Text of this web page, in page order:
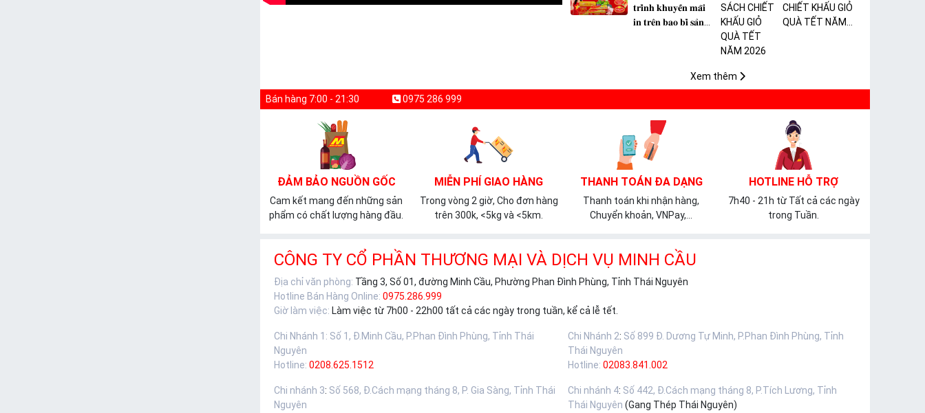
𝐭𝐫𝐢̀𝐧𝐡 𝐤𝐡𝐮𝐲𝐞̂́𝐧 𝐦𝐚̃𝐢
𝐢𝐧 𝐭𝐫𝐞̂𝐧 𝐛𝐚𝐨 𝐛𝐢̀ 𝐬𝐚̉𝐧
CHIẾT KHẤU GIỎ
QUÀ TẾT NĂM
Xem thêm
Bán hàng 7:00 - 21:30 0975 286 999
ĐẢM BẢO NGUỒN GỐC
Cam kết mang đến những sản
phẩm có chất lượng hàng đầu.
MIỄN PHÍ GIAO HÀNG
Trong vòng 2 giờ, Cho đơn hàng
trên 300k, <5kg và <5km.
THANH TOÁN ĐA DẠNG
Thanh toán khi nhận hàng,
Chuyển khoản, VNPay,...
HOTLINE HỖ TRỢ
7h40 - 21h từ Tất cả các ngày
trong Tuần.
CÔNG TY CỔ PHẦN THƯƠNG MẠI VÀ DỊCH VỤ MINH CẦU
Địa chỉ văn phòng: Tầng 3, Số 01, đường Minh Cầu, Phường Phan Đình Phùng, Tỉnh Thái Nguyên
Hotline Bán Hàng Online: 0975.286.999
Giờ làm việc: Làm việc từ 7h00 - 22h00 tất cả các ngày trong tuần, kể cả lễ tết.
Chi Nhánh 1 : Số 1, Đ.Minh Cầu, P.Phan Đình Phùng, Tỉnh Thái
Nguyên
Hotline: 0208.625.1512
Chi Nhánh 2: Số 899 Đ. Dương Tự Minh, P.Phan Đình Phùng, Tỉnh
Thái Nguyên
Hotline: 02083.841.002
Chi nhánh 3: Số 568, Đ.Cách mạng tháng 8, P. Gia Sàng, Tỉnh Thái
Nguyên
Chi nhánh 4: Số 442, Đ.Cách mạng tháng 8, P.Tích Lương, Tỉnh
Thái Nguyên (Gang Thép Thái Nguyên)